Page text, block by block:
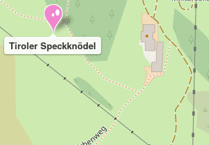
Tiroler Speckknödel